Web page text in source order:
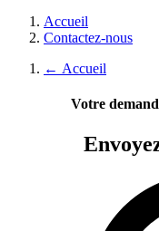
Accueil
Contactez-nous
← Accueil
Votre